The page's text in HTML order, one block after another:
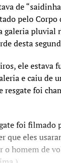
de
pelo Corpo
galeria pluvial
desta
ele estava
e caiu de
resgate foi
foi filmado
que eles
o homem de